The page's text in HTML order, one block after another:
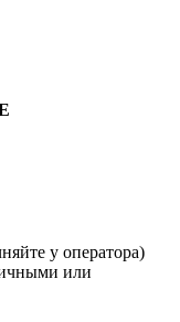
у оператора)
или